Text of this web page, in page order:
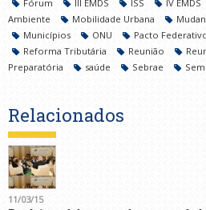
Fórum
III EMDS ISS IV EMDS
Ambiente
Mobilidade Urbana
Municípios
ONU Pacto
Reforma Tributária
Reunião
Preparatória
saúde Sebrae
Relacionados
11/03/15